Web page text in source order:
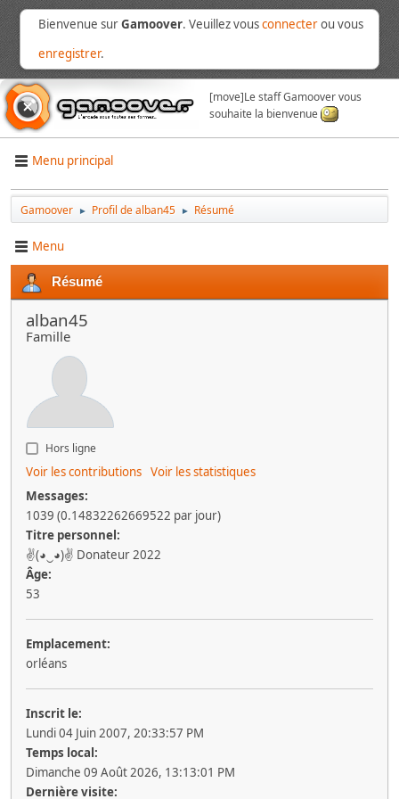
Bienvenue surGamoover. Veuillez vousconnecterou vous
enregistrer.
[move]Le staff Gamoover vous
souhaite la bienvenue
Menu principal
Gamoover ► Profil de alban45 ► Résumé
Menu
Résumé
alban45
Famille
Hors ligne
Voir les contributions Voir les statistiques
Messages:
1039 (0.14832262669522 par jour)
Titre personnel:
✌(◕‿◕)✌ Donateur 2022
Âge:
53
Emplacement:
orléans
Inscrit le:
Lundi 04 Juin 2007, 20:33:57 PM
Temps local:
Dimanche 09 Août 2026, 13:13:01 PM
Dernière visite: